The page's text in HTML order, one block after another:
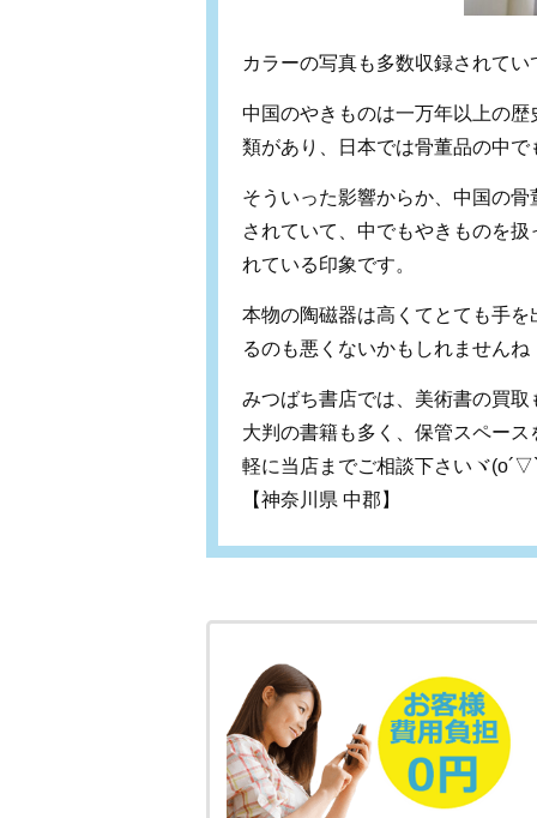
カラーの写真も多数収録されて
中国のやきものは一万年以上の
類があり、日本では骨董品の中
そういった影響からか、中国の
されていて、中でもやきものを
れている印象です。
本物の陶磁器は高くてとても手
るのも悪くないかもしれません
みつばち書店では、美術書の買
大判の書籍も多く、保管スペー
軽に当店までご相談下さいヾ
【神奈川県 中郡】